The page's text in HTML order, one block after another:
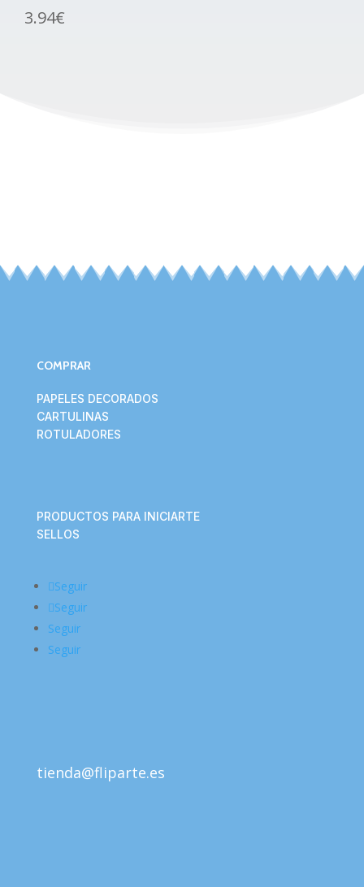
3.94€
COMPRAR
PAPELES DECORADOS
CARTULINAS
ROTULADORES
PRODUCTOS PARA INICIARTE
SELLOS
Seguir
Seguir
Seguir
Seguir
tienda@fliparte.es